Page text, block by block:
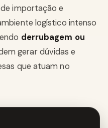
importação e
logístico intenso
derrubagem ou
gerar dúvidas e
que atuam no